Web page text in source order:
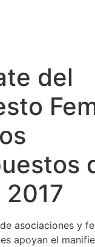
del
2017
asociaciones y
apoyan el